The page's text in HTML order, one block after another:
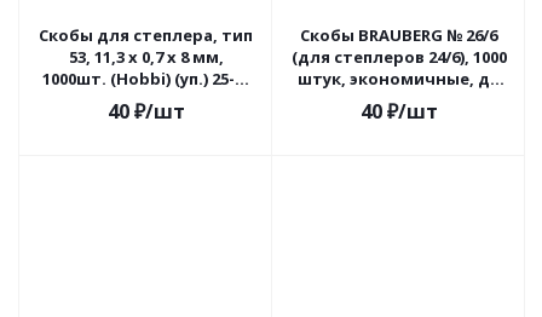
Скобы для степлера, тип
53, 11,3 х 0,7 х 8 мм,
1000шт. (Hobbi) (уп.) 25-1-
208
40₽/шт
Скобы BRAUBERG № 26/6
(для степлеров 24/6), 1000
штук, экономичные, до
30 листов, 225973
40₽/шт